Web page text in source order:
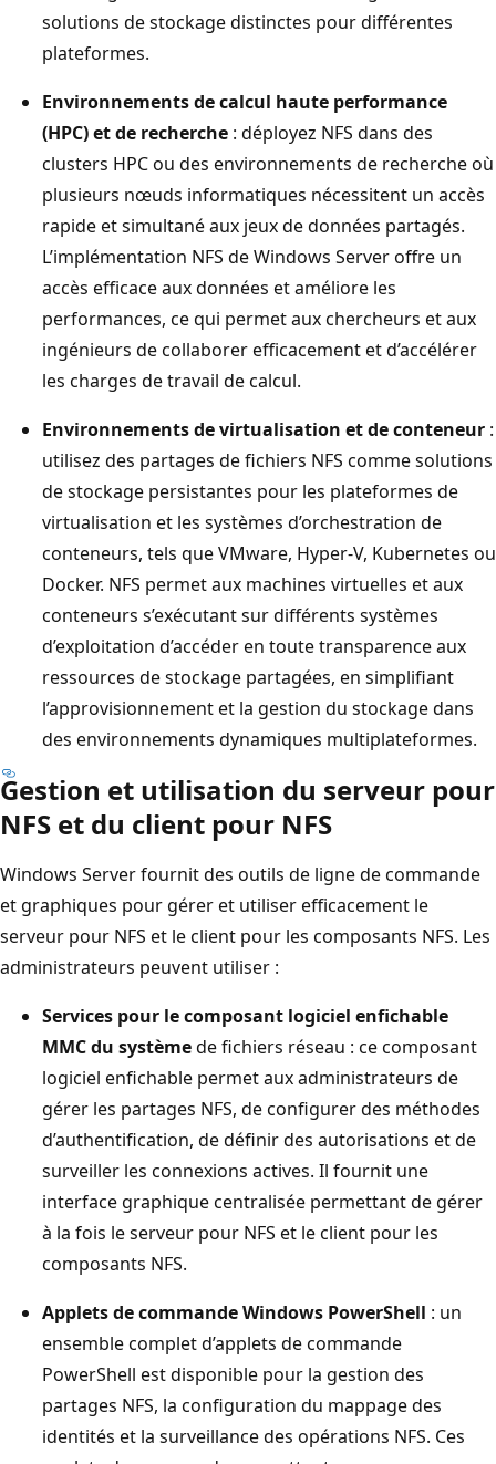
solutions de stockage distinctes pour différentes
plateformes.
Environnements de calcul haute performance
(HPC) et de recherche : déployez NFS dans des
clusters HPC ou des environnements de recherche où
plusieurs nœuds informatiques nécessitent un accès
rapide et simultané aux jeux de données partagés.
L’implémentation NFS de Windows Server offre un
accès efficace aux données et améliore les
performances, ce qui permet aux chercheurs et aux
ingénieurs de collaborer efficacement et d’accélérer
les charges de travail de calcul.
Environnements de virtualisation et de conteneur :
utilisez des partages de fichiers NFS comme solutions
de stockage persistantes pour les plateformes de
virtualisation et les systèmes d’orchestration de
conteneurs, tels que VMware, Hyper-V, Kubernetes ou
Docker. NFS permet aux machines virtuelles et aux
conteneurs s’exécutant sur différents systèmes
d’exploitation d’accéder en toute transparence aux
ressources de stockage partagées, en simplifiant
l’approvisionnement et la gestion du stockage dans
des environnements dynamiques multiplateformes.
Gestion et utilisation du serveur pour
NFS et du client pour NFS
Windows Server fournit des outils de ligne de commande
et graphiques pour gérer et utiliser efficacement le
serveur pour NFS et le client pour les composants NFS. Les
administrateurs peuvent utiliser :
Services pour le composant logiciel enfichable
MMC du systèmede fichiers réseau : ce composant
logiciel enfichable permet aux administrateurs de
gérer les partages NFS, de configurer des méthodes
d’authentification, de définir des autorisations et de
surveiller les connexions actives. Il fournit une
interface graphique centralisée permettant de gérer
à la fois le serveur pour NFS et le client pour les
composants NFS.
Applets de commande Windows PowerShell : un
ensemble complet d’applets de commande
PowerShell est disponible pour la gestion des
partages NFS, la configuration du mappage des
identités et la surveillance des opérations NFS. Ces